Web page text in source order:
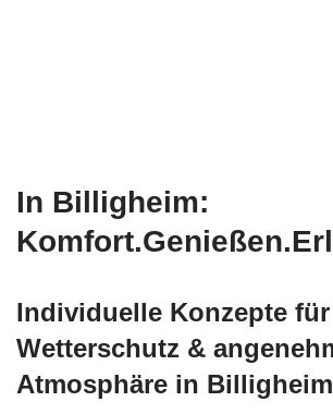
In Billigheim:
Individuelle Konzepte für
Wetterschutz &
Atmosphäre in Billigheim